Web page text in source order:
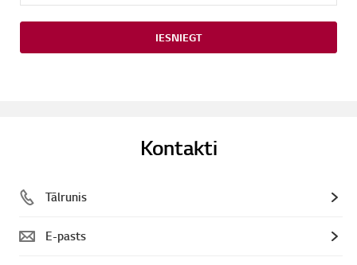
IESNIEGT
Kontakti
Tālrunis
E-pasts